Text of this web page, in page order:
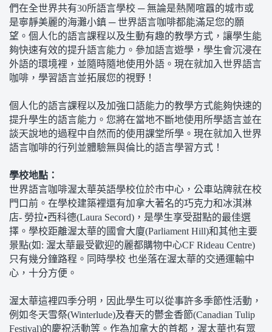
們在全世界共有30所語言學校 ─ 無論是熱鬧喧囂的城市或
是寧靜美麗的海灘小鎮 ─ 世界語言咖啡都能滿足您的願
望。個人化的語言課程以及生動有趣的教學方式，讓學生能
夠快速有效的提升語言能力。參加語言遊學，學生會沉浸在
外語的環境裡，並隨時隨地使用外語。現在就加入世界語言
咖啡，學習語言並拓展您的視野！
個人化的語言課程以及加強口語能力的教學方式能夠快速的
提升學生的語言能力。您將在當地不斷地使用所學語言並在
談天說地的過程中自然而的使用課堂所學。現在就加入世界
語言咖啡的行列並體驗無與倫比的語言學習方式！
學校地點：
世界語言咖啡渥太華英語學校位於市中心，公車站牌就在校
門口前。在學校建築裡還有加拿大著名的巧克力和冰淇淋
店- 勞拉•西科德(Laura Secord)，是學生享受甜點的最佳選
擇。學校距離渥太華的國會大廈(Parliament Hill)和其他主要
景點(如: 渥太華最受歡迎的麗都購物中心CF Rideau Centre)
只有幾分鐘路程。同時學校 也坐落在渥太華的交通運輸中
心，十分方便。
渥太華這裡四季分明，因此學生可以從事許多季節性活動，
例如冬天雪祭(Winterlude)及春天的鬱金香節(Canadian Tulip
Festival)的慶祝活動等。作為加拿大的首都，渥太華也有眾